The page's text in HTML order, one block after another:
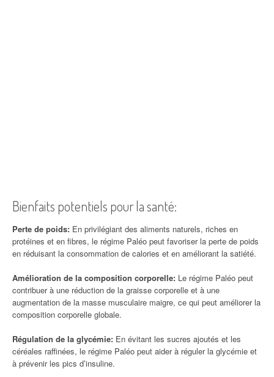
Bienfaits potentiels pour la santé:
Perte de poids: En privilégiant des aliments naturels, riches en
protéines et en fibres, le régime Paléo peut favoriser la perte de poids
en réduisant la consommation de calories et en améliorant la satiété.
Amélioration de la composition corporelle: Le régime Paléo peut
contribuer à une réduction de la graisse corporelle et à une
augmentation de la masse musculaire maigre, ce qui peut améliorer la
composition corporelle globale.
Régulation de la glycémie: En évitant les sucres ajoutés et les
céréales raffinées, le régime Paléo peut aider à réguler la glycémie et
à prévenir les pics d’insuline.